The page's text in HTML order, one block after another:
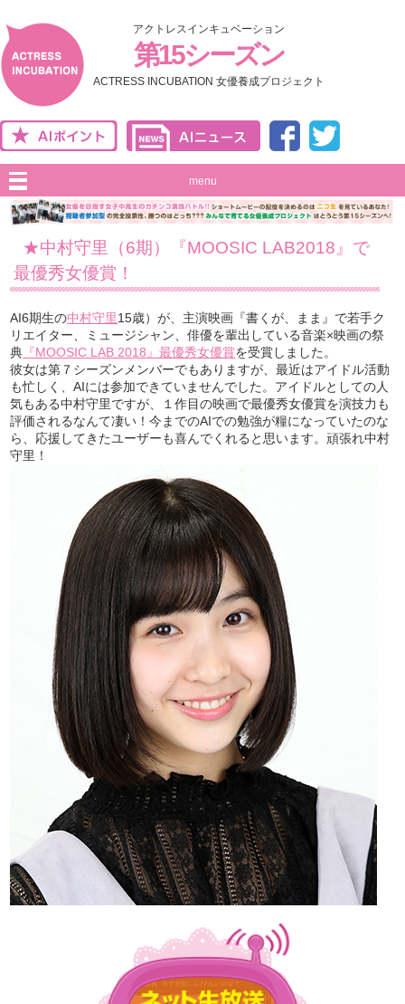
アクトレスインキュベーション
第15シーズン
ACTRESS INCUBATION 女優養成プロジェクト
menu
★中村守里（6期）『MOOSIC LAB2018』で
最優秀女優賞！
AI6期生の中村守里15歳）が、主演映画『書くが、まま』で若手ク
リエイター、ミュージシャン、俳優を輩出している音楽×映画の祭
典 『MOOSIC LAB 2018』最優秀女優賞を受賞しました。
彼女は第７シーズンメンバーでもありますが、最近はアイドル活動
も忙しく、AIには参加できていませんでした。アイドルとしての人
気もある中村守里ですが、１作目の映画で最優秀女優賞を演技力も
評価されるなんて凄い！今までのAIでの勉強が糧になっていたのな
ら、応援してきたユーザーも喜んでくれると思います。頑張れ中村
守里！